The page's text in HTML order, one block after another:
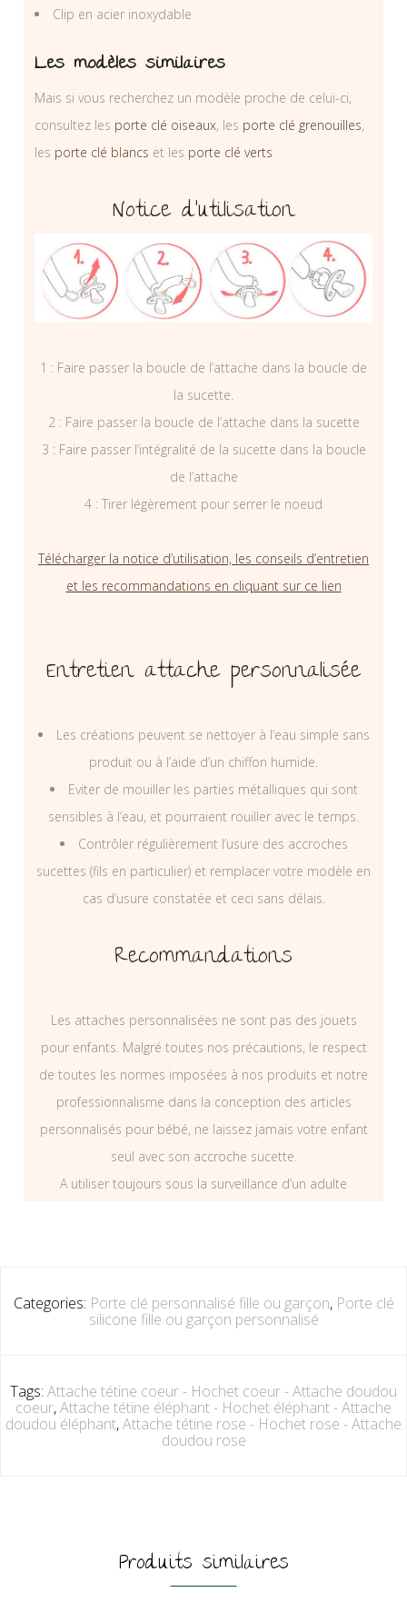
Clip en acier inoxydable
Les modèles similaires
Mais si vous recherchez un modèle proche de celui-ci,
consultez les porte clé oiseaux, les porte clé grenouilles,
les porte clé blancs et les porte clé verts
Notice d’utilisation
1 : Faire passer la boucle de l’attache dans la boucle de
la sucette.
2 : Faire passer la boucle de l’attache dans la sucette
3 : Faire passer l’intégralité de la sucette dans la boucle
de l’attache
4 : Tirer légèrement pour serrer le noeud
Télécharger la notice d’utilisation, les conseils d’entretien
et les recommandations en cliquant sur ce lien
Entretien attache personnalisée
Les créations peuvent se nettoyer à l’eau simple sans
produit ou à l’aide d’un chiffon humide.
Eviter de mouiller les parties métalliques qui sont
sensibles à l’eau, et pourraient rouiller avec le temps.
Contrôler régulièrement l’usure des accroches
sucettes (fils en particulier) et remplacer votre modèle en
cas d’usure constatée et ceci sans délais.
Recommandations
Les attaches personnalisées ne sont pas des jouets
pour enfants. Malgré toutes nos précautions, le respect
de toutes les normes imposées à nos produits et notre
professionnalisme dans la conception des articles
personnalisés pour bébé, ne laissez jamais votre enfant
seul avec son accroche sucette.
A utiliser toujours sous la surveillance d’un adulte
Categories: Porte clé personnalisé fille ou garçon, Porte clé
silicone fille ou garçon personnalisé
Tags: Attache tétine coeur - Hochet coeur - Attache doudou
coeur,Attache tétine éléphant - Hochet éléphant - Attache
doudou éléphant,Attache tétine rose - Hochet rose - Attache
doudou rose
Produits similaires